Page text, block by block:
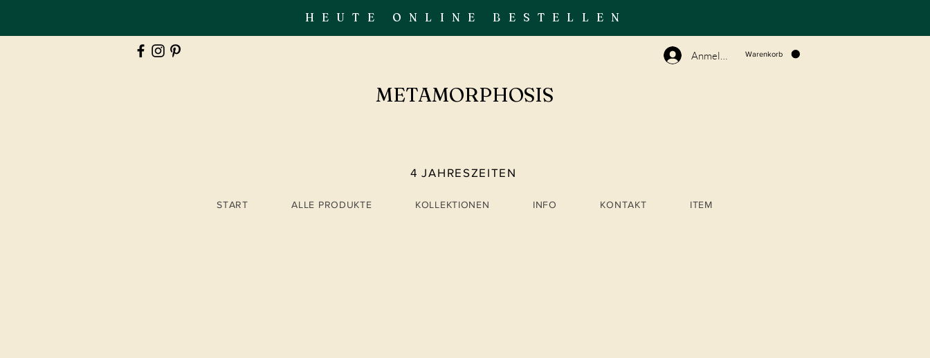
HEUTE ONLINE BESTELLEN
METAMORPHOSIS
Anmelden Warenkorb
4 JAHRESZEITEN
START ALLE PRODUKTE KOLLEKTIONEN INFO KONTAKT ITEM